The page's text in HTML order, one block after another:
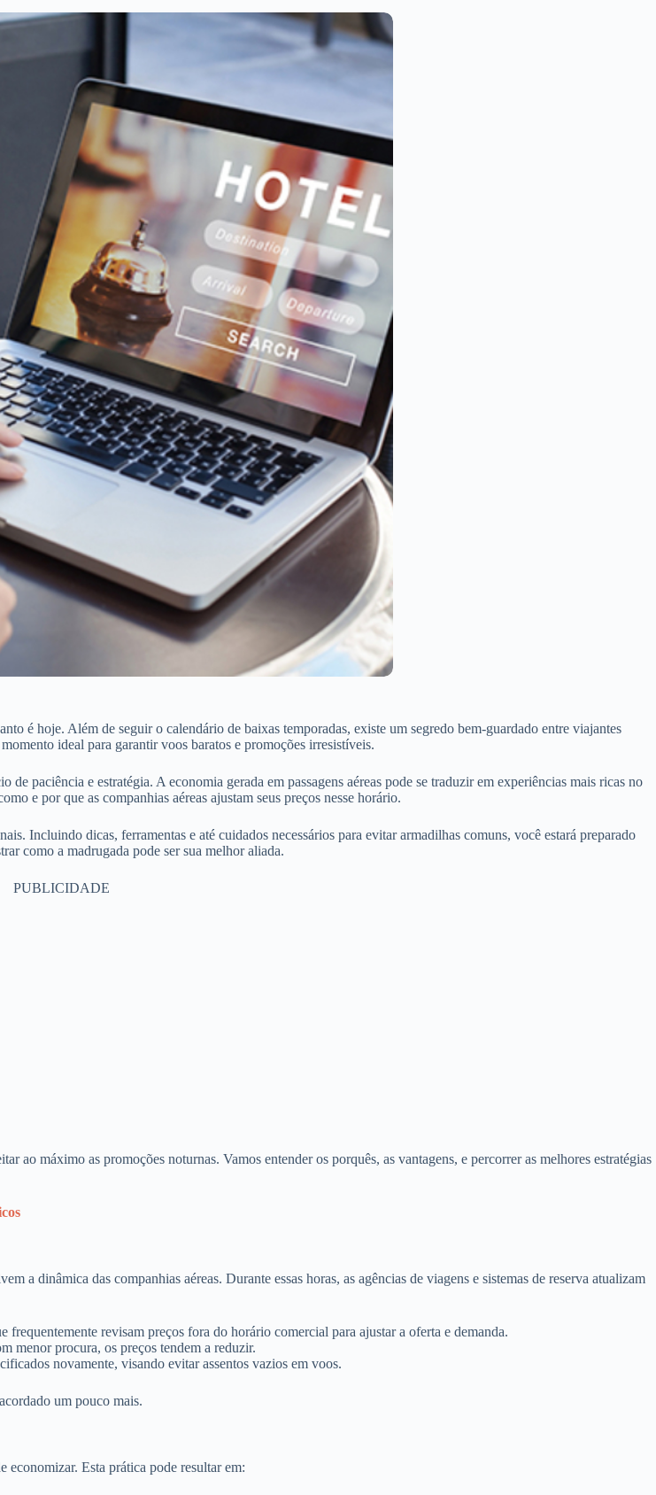
é hoje. Além de seguir o calendário de baixas temporadas, existe um segredo bem-guardado entre viajantes
ideal para garantir voos baratos e promoções irresistíveis.
paciência e estratégia. A economia gerada em passagens aéreas pode se traduzir em experiências mais ricas no
e por que as companhias aéreas ajustam seus preços nesse horário.
Incluindo dicas, ferramentas e até cuidados necessários para evitar armadilhas comuns, você estará preparado
como a madrugada pode ser sua melhor aliada.
PUBLICIDADE
ao máximo as promoções noturnas. Vamos entender os porquês, as vantagens, e percorrer as melhores estratégias
a dinâmica das companhias aéreas. Durante essas horas, as agências de viagens e sistemas de reserva atualizam
frequentemente revisam preços fora do horário comercial para ajustar a oferta e demanda.
menor procura, os preços tendem a reduzir.
novamente, visando evitar assentos vazios em voos.
um pouco mais.
economizar. Esta prática pode resultar em: